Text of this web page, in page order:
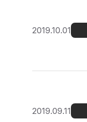
2019.10.01
2019.09.11